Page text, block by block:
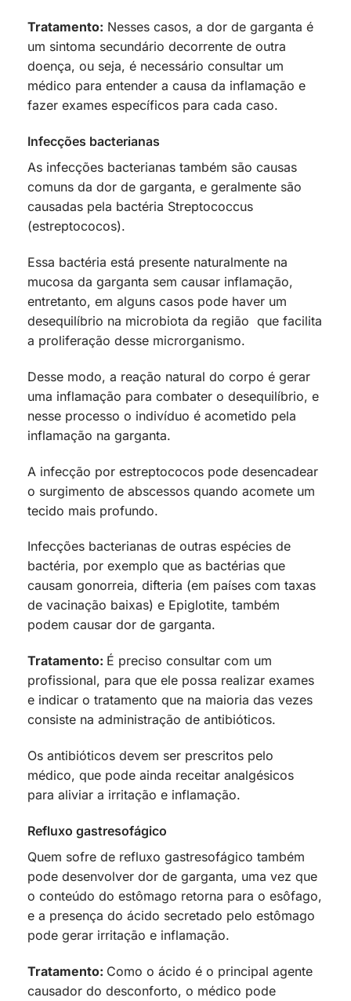
Tratamento: Nesses casos, a dor de garganta é
um sintoma secundário decorrente de outra
doença, ou seja, é necessário consultar um
médico para entender a causa da inflamação e
fazer exames específicos para cada caso.
Infecções bacterianas
As infecções bacterianas também são causas
comuns da dor de garganta, e geralmente são
causadas pela bactéria Streptococcus
(estreptococos).
Essa bactéria está presente naturalmente na
mucosa da garganta sem causar inflamação,
entretanto, em alguns casos pode haver um
desequilíbrio na microbiota da região que facilita
a proliferação desse microrganismo.
Desse modo, a reação natural do corpo é gerar
uma inflamação para combater o desequilíbrio, e
nesse processo o indivíduo é acometido pela
inflamação na garganta.
A infecção por estreptococos pode desencadear
o surgimento de abscessos quando acomete um
tecido mais profundo.
Infecções bacterianas de outras espécies de
bactéria, por exemplo que as bactérias que
causam gonorreia, difteria (em países com taxas
de vacinação baixas) e Epiglotite, também
podem causar dor de garganta.
Tratamento: É preciso consultar com um
profissional, para que ele possa realizar exames
e indicar o tratamento que na maioria das vezes
consiste na administração de antibióticos.
Os antibióticos devem ser prescritos pelo
médico, que pode ainda receitar analgésicos
para aliviar a irritação e inflamação.
Refluxo gastresofágico
Quem sofre de refluxo gastresofágico também
pode desenvolver dor de garganta, uma vez que
o conteúdo do estômago retorna para o esôfago,
e a presença do ácido secretado pelo estômago
pode gerar irritação e inflamação.
Tratamento: Como o ácido é o principal agente
causador do desconforto, o médico pode